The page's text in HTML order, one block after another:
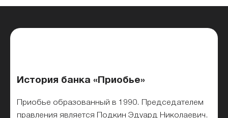
История банка «Приобье»
Приобье образованный в 1990. Председателем
правления является Подкин Эдуард Николаевич.